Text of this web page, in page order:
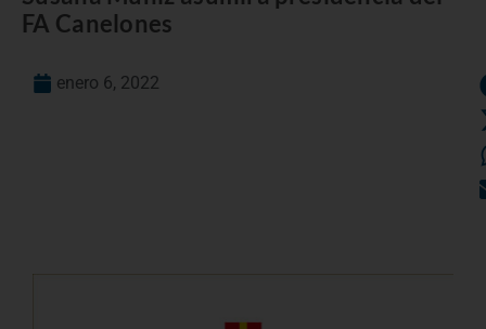
FA Canelones
enero 6, 2022